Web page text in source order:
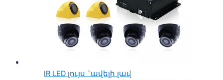
IR LED լույս `ավելի լավ